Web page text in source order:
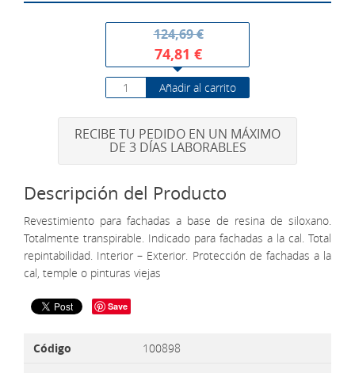
124,69 €
74,81 €
Añadir al carrito
RECIBE TU PEDIDO EN UN MÁXIMO
DE 3 DÍAS LABORABLES
Descripción del Producto
Revestimiento para fachadas a base de resina de siloxano.
Totalmente transpirable. Indicado para fachadas a la cal. Total
repintabilidad. Interior – Exterior. Protección de fachadas a la
cal, temple o pinturas viejas
Save
Código
100898